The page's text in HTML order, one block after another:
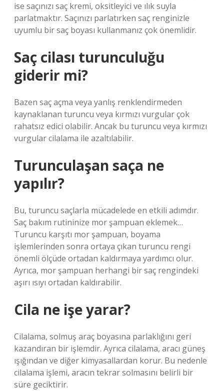
ise saçınızı saç kremi, oksitleyici ve ılık suyla
parlatmaktır. Saçınızı parlatırken saç renginizle
uyumlu bir saç boyası kullanmanız çok önemlidir.
Saç cilası turunculuğu
giderir mi?
Bazen saç açma veya yanlış renklendirmeden
kaynaklanan turuncu veya kırmızı vurgular çok
rahatsız edici olabilir. Ancak bu turuncu veya kırmızı
vurgular cilalama ile azaltılabilir.
Turunculaşan saça ne
yapılır?
Bu, turuncu saçlarla mücadelede en etkili adımdır.
Saç bakım rutininize mor şampuan eklemek…
Turuncu karşıtı mor şampuan, boyama
işlemlerinden sonra ortaya çıkan turuncu rengi
önemli ölçüde ortadan kaldırmaya yardımcı olur.
Ayrıca, mor şampuan herhangi bir saç rengindeki
aşırı ısıyı ortadan kaldırabilir.
Cila ne işe yarar?
Cilalama, solmuş araç boyasına parlaklığını geri
kazandıran bir işlemdir. Ayrıca cilalama, aracı güneş
ışığından ve diğer kimyasallardan korur. Bu nedenle
cilalama işlemi, aracın tekrar solmasını belirli bir
süre geciktirir.